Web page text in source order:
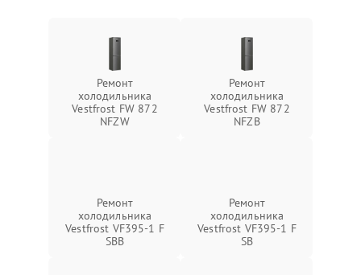
Ремонт
холодильника
Vestfrost FW 872
NFZW
Ремонт
холодильника
Vestfrost FW 872
NFZВ
Ремонт
холодильника
Vestfrost VF395-1 F
SBB
Ремонт
холодильника
Vestfrost VF395-1 F
SB